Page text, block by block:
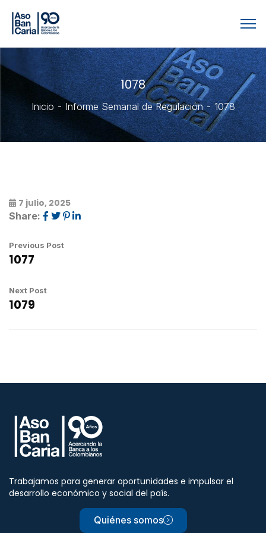
1078
Inicio Informe Semanal de Regulación 1078
7 julio, 2025
Share:
Previous Post
1077
Next Post
1079
Trabajamos para generar oportunidades e impulsar el
desarrollo económico y social del país.
Quiénes somos